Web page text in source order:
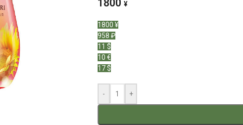
1800¥
1800 ¥
958 ₽
11 $
10 €
17 $
- +